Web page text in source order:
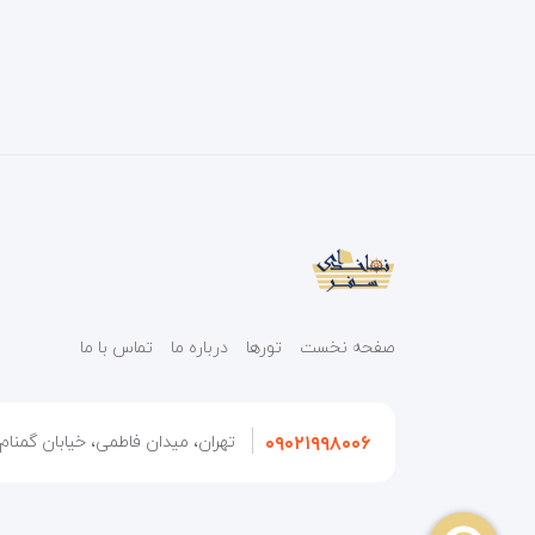
صفحه نخست تورها درباره ما تماس با ما
۰۹۰۲۱۹۹۸۰۰۶ تهران، میدان فاطمی، خیابان گمنام،